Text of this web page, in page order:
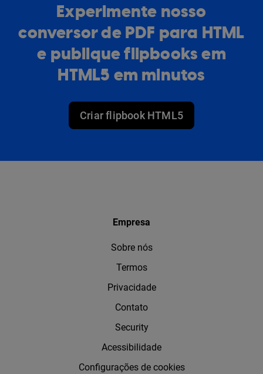
Experimente nosso
conversor de PDF para HTML
e publique flipbooks em
HTML5 em minutos
Criar flipbook HTML5
Empresa
Sobre nós
Termos
Privacidade
Contato
Security
Acessibilidade
Configurações de cookies